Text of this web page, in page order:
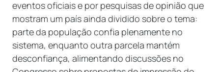
eventos oficiais e por pesquisas de opinião que
mostram um país ainda dividido sobre o tema:
parte da população confia plenamente no
sistema, enquanto outra parcela mantém
desconfiança, alimentando discussões no